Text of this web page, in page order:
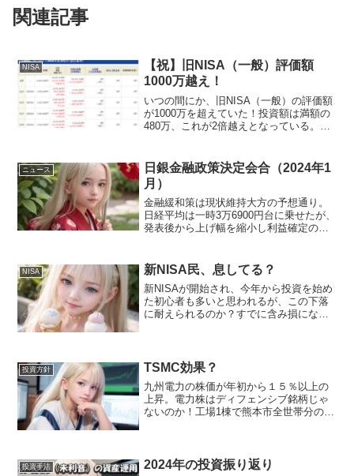
関連記事
NISA
【祝】旧NISA（一般）評価額
1000万越え！
いつの間にか、旧NISA（一般）の評価額
が1000万を超えていた！投資額は満額の
480万、これが2倍越えとなっている。
激しさが見て取れる。また、2020年のリ
ターン...
ニュース
日銀金融政策決定会合（2024年1
月）
金融緩和策は現状維持大方の予想通り。
日経平均は一時3万6900円台に乗せたが、
発表後から上げ幅を縮小し利益確定の動
るのであろう。インフレ見通しも今年は
下方修正、来年は上...
NISA 新NISA民、息してる？
新NISAが開始され、今年から投資を始め
た初心者も多いと思われるが、この下落
に耐えられるのか？すでに含み損になっ
1000万円ほどと増え...
投資方針 TSMC効果？
九州電力の株価が年初から１５％以上の
上昇。電力株はディフェンシブ銘柄じゃ
ないのか！工場1棟で熊本市全世帯分の消
だから九州電力はウ...
投資手法 2024年の投資振り返り